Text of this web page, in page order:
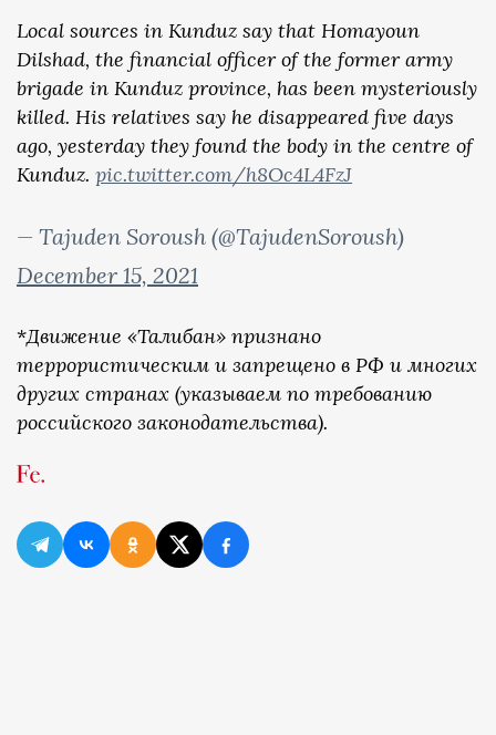
Local sources in Kunduz say that Homayoun
Dilshad, the financial officer of the former army
brigade in Kunduz province, has been mysteriously
killed. His relatives say he disappeared five days
ago, yesterday they found the body in the centre of
Kunduz. pic.twitter.com/h8Oc4L4FzJ
— Tajuden Soroush (@TajudenSoroush)
December 15, 2021
*Движение «Талибан» признано
террористическим и запрещено в РФ и многих
других странах (указываем по требованию
российского законодательства).